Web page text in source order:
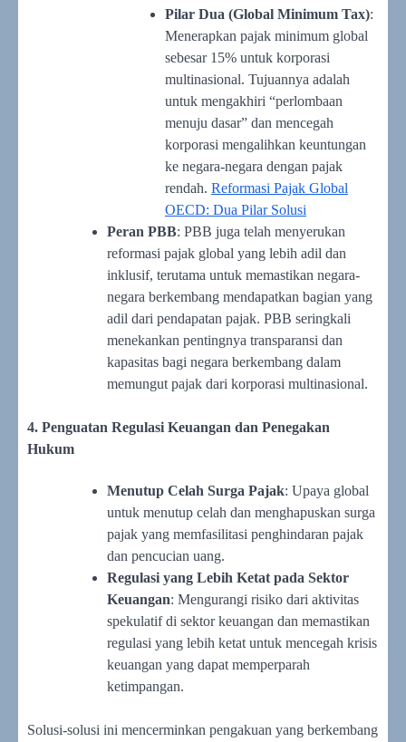
Pilar Dua (Global Minimum Tax):
Menerapkan pajak minimum global
sebesar 15% untuk korporasi
multinasional. Tujuannya adalah
untuk mengakhiri “perlombaan
menuju dasar” dan mencegah
korporasi mengalihkan keuntungan
ke negara-negara dengan pajak
rendah. Reformasi Pajak Global
OECD: Dua Pilar Solusi
Peran PBB: PBB juga telah menyerukan
reformasi pajak global yang lebih adil dan
inklusif, terutama untuk memastikan negara-
negara berkembang mendapatkan bagian yang
adil dari pendapatan pajak. PBB seringkali
menekankan pentingnya transparansi dan
kapasitas bagi negara berkembang dalam
memungut pajak dari korporasi multinasional.
4. Penguatan Regulasi Keuangan dan Penegakan
Hukum
Menutup Celah Surga Pajak: Upaya global
untuk menutup celah dan menghapuskan surga
pajak yang memfasilitasi penghindaran pajak
dan pencucian uang.
Regulasi yang Lebih Ketat pada Sektor
Keuangan: Mengurangi risiko dari aktivitas
spekulatif di sektor keuangan dan memastikan
regulasi yang lebih ketat untuk mencegah krisis
keuangan yang dapat memperparah
ketimpangan.
Solusi-solusi ini mencerminkan pengakuan yang berkembang